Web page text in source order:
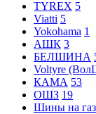
TYREX 5
Viatti 5
Yokohama 1
АШК 3
БЕЛШИНА
Voltyre
КАМА 53
ОШЗ 19
Шины на